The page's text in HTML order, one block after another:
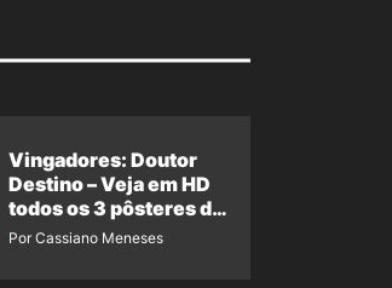
Vingadores: Doutor
Destino – Veja em HD
todos os 3 pôsteres de
‘Doomsday’ + 1 imagem
Por Cassiano Meneses